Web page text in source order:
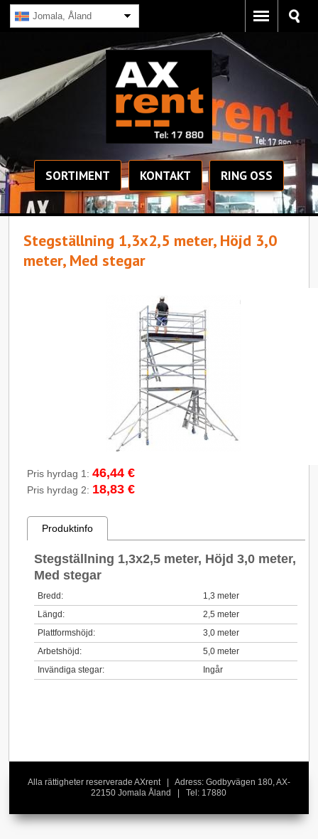
Jomala, Åland
SORTIMENT KONTAKT RING OSS
Stegställning 1,3x2,5 meter, Höjd 3,0
meter, Med stegar
Pris hyrdag 1:46,44 €
Pris hyrdag 2: 18,83 €
Produktinfo
Stegställning 1,3x2,5 meter, Höjd 3,0 meter,
Med stegar
Bredd:
1,3 meter
Längd:
2,5 meter
Plattformshöjd:
3,0 meter
Arbetshöjd:
5,0 meter
Invändiga stegar:
Ingår
Alla rättigheter reserverade AXrent | Adress: Godbyvägen 180, AX-
22150 Jomala Åland | Tel: 17880